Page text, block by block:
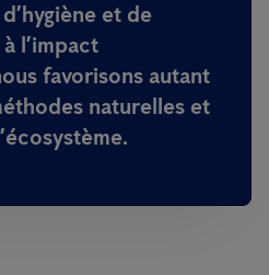
et de
l’impact
favorisons autant
naturelles et